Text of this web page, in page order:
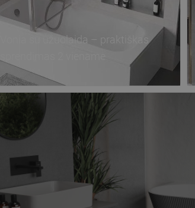
Vonia su užuolaida – praktiškas